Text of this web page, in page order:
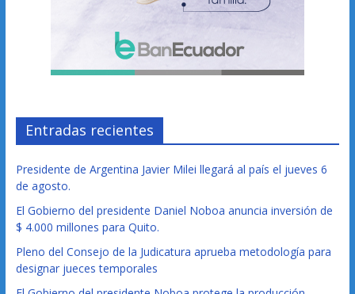
Entradas recientes
Presidente de Argentina Javier Milei llegará al país el jueves 6
de agosto.
El Gobierno del presidente Daniel Noboa anuncia inversión de
$ 4.000 millones para Quito.
Pleno del Consejo de la Judicatura aprueba metodología para
designar jueces temporales